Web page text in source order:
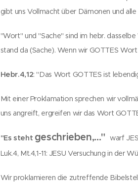
gibt uns Vollmacht über Dämonen und
"Wort" und "Sache" sind im hebr.
stand da (Sache). Wenn wir GOTTES
Hebr.4,12: "Das Wort GOTTES ist
Mit einer Proklamation sprechen wir
uns angreift, ergreifen wir das Wort
"Es steht geschrieben,..." warf
Luk.4, Mt.4,1-11: JESU Versuchung in der
Wir proklamieren die zutreffende